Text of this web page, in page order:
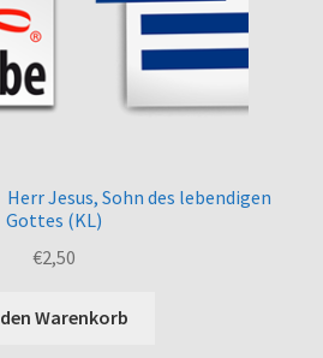
Jesus, Sohn des lebendigen
Gottes (KL)
€2,50
Warenkorb